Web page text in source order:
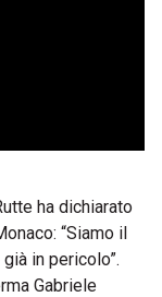
ha dichiarato
“Siamo il
in pericolo”.
Gabriele